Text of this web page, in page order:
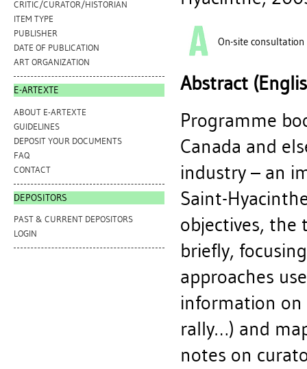
CRITIC/CURATOR/HISTORIAN
ITEM TYPE
PUBLISHER
DATE OF PUBLICATION
ART ORGANIZATION
E-ARTEXTE
ABOUT E-ARTEXTE
GUIDELINES
DEPOSIT YOUR DOCUMENTS
FAQ
CONTACT
DEPOSITORS
PAST & CURRENT DEPOSITORS
LOGIN
On-site consultation
Abstract
Programme
Canada and
industry – an
Saint-
objectives, the
briefly,
approaches
information on
rally…) and
notes on